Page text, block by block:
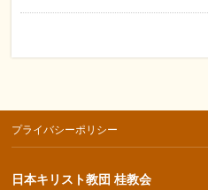
プライバシーポリシー
日本キリスト教団 桂教会